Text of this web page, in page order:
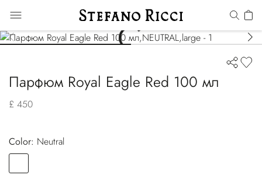
Парфюм Royal Eagle Red 100 мл
£ 450
Color:
neutral